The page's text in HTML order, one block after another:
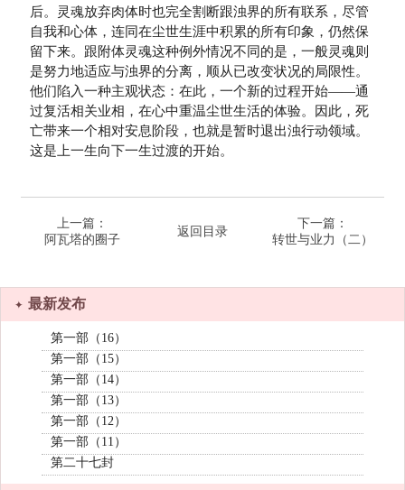
后。灵魂放弃肉体时也完全割断跟浊界的所有联系，尽管
自我和心体，连同在尘世生涯中积累的所有印象，仍然保
留下来。跟附体灵魂这种例外情况不同的是，一般灵魂则
是努力地适应与浊界的分离，顺从已改变状况的局限性。
他们陷入一种主观状态：在此，一个新的过程开始——通
过复活相关业相，在心中重温尘世生活的体验。因此，死
亡带来一个相对安息阶段，也就是暂时退出浊行动领域。
这是上一生向下一生过渡的开始。
上一篇：
阿瓦塔的圈子
返回目录
下一篇：
转世与业力（二）
最新发布
第一部（16）
第一部（15）
第一部（14）
第一部（13）
第一部（12）
第一部（11）
第二十七封